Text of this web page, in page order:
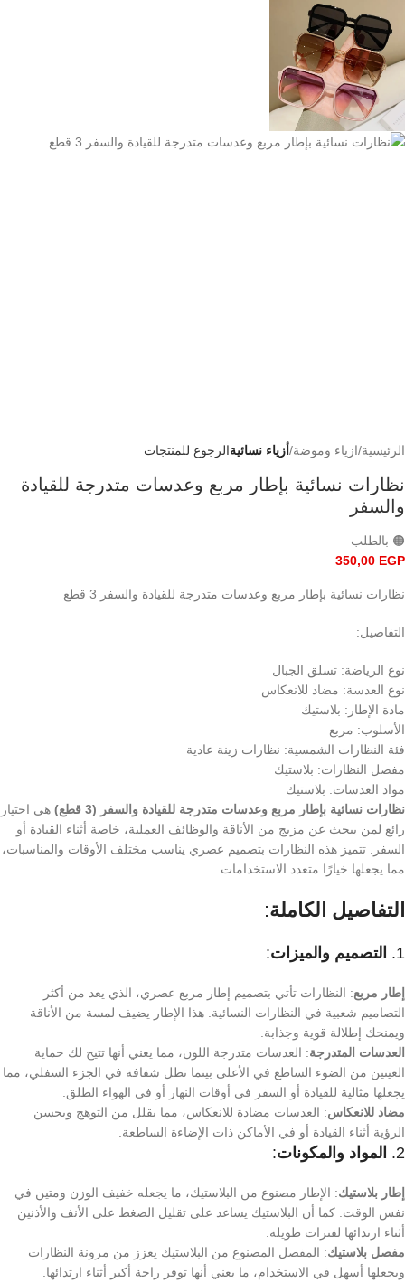
الرئيسية ازياء وموضة أزياء نسائيةالرجوع للمنتجات
نظارات نسائية بإطار مربع وعدسات متدرجة للقيادة
والسفر
🟠 بالطلب
350,00 EGP
نظارات نسائية بإطار مربع وعدسات متدرجة للقيادة والسفر 3 قطع
التفاصيل:
نوع الرياضة: تسلق الجبال
نوع العدسة: مضاد للانعكاس
مادة الإطار: بلاستيك
الأسلوب: مربع
فئة النظارات الشمسية: نظارات زينة عادية
مفصل النظارات: بلاستيك
مواد العدسات: بلاستيك
نظارات نسائية بإطار مربع وعدسات متدرجة للقيادة والسفر (3 قطع)
هي اختيار
رائع لمن يبحث عن مزيج من الأناقة والوظائف العملية، خاصة أثناء القيادة أو
السفر. تتميز هذه النظارات بتصميم عصري يناسب مختلف الأوقات والمناسبات،
مما يجعلها خيارًا متعدد الاستخدامات.
التفاصيل الكاملة:
1. التصميم والميزات:
إطار مربع: النظارات تأتي بتصميم إطار مربع عصري، الذي يعد من أكثر
التصاميم شعبية في النظارات النسائية. هذا الإطار يضيف لمسة من الأناقة
ويمنحك إطلالة قوية وجذابة.
العدسات المتدرجة: العدسات متدرجة اللون، مما يعني أنها تتيح لك حماية
العينين من الضوء الساطع في الأعلى بينما تظل شفافة في الجزء السفلي، مما
يجعلها مثالية للقيادة أو السفر في أوقات النهار أو في الهواء الطلق.
مضاد للانعكاس: العدسات مضادة للانعكاس، مما يقلل من التوهج ويحسن
الرؤية أثناء القيادة أو في الأماكن ذات الإضاءة الساطعة.
2. المواد والمكونات:
إطار بلاستيك: الإطار مصنوع من البلاستيك، ما يجعله خفيف الوزن ومتين في
نفس الوقت. كما أن البلاستيك يساعد على تقليل الضغط على الأنف والأذنين
أثناء ارتدائها لفترات طويلة.
مفصل بلاستيك: المفصل المصنوع من البلاستيك يعزز من مرونة النظارات
ويجعلها أسهل في الاستخدام، ما يعني أنها توفر راحة أكبر أثناء ارتدائها.